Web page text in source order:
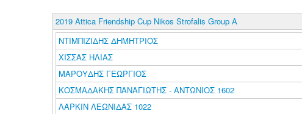
2019 Attica Friendship Cup Nikos Strofalis Group A
ΝΤΙΜΠΙΖΙΔΗΣ ΔΗΜΗΤΡΙΟΣ
ΧΙΣΣΑΣ ΗΛΙΑΣ
ΜΑΡΟΥΔΗΣ ΓΕΩΡΓΙΟΣ
ΚΟΣΜΑΔΑΚΗΣ ΠΑΝΑΓΙΩΤΗΣ - ΑΝΤΩΝΙΟΣ 1602
ΛΑΡΚΙΝ ΛΕΩΝΙΔΑΣ 1022